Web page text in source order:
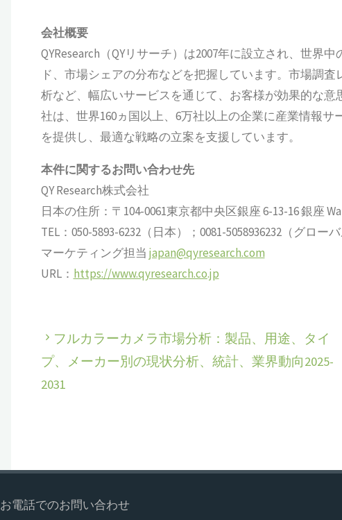
会社概要
QYResearch（QYリサーチ）は2007年に設立され、世界
ド、市場シェアの分布などを把握しています。市場調
析など、幅広いサービスを通じて、お客様が効果的な
社は、世界160ヵ国以上、6万社以上の企業に産業情報
を提供し、最適な戦略の立案を支援しています。
本件に関するお問い合わせ先
QY Research株式会社
日本の住所：〒104-0061東京都中央区銀座 6-13-16 銀座
TEL：050-5893-6232（日本）；0081-5058936232（グローバ
マーケティング担当 japan@qyresearch.com
URL： https://www.qyresearch.co.jp
フルカラーカメラ市場分析：製品、用途、タイ
プ、メーカー別の現状分析、統計、業界動向2025-
2031
お電話でのお問い合わせ